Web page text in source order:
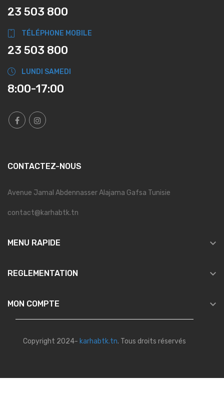
23 503 800
TÉLÉPHONE MOBILE
23 503 800
LUNDI SAMEDI
8:00-17:00
CONTACTEZ-NOUS
Avenue Jamal Abdennasser Alajama Gafsa Tunisie
contact@karhabtk.tn
MENU RAPIDE 
REGLEMENTATION 
MON COMPTE 
Copyright 2024- karhabtk.tn. Tous droits réservés